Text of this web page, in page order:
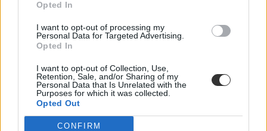
Opted In
I want to opt-out of processing my
Personal Data for Targeted Advertising.
Opted In
I want to opt-out of Collection, Use,
Retention, Sale, and/or Sharing of my
Personal Data that Is Unrelated with the
Purposes for which it was collected.
Opted Out
CONFIRM
Többet kell fizetni ősztől a menzákon, 20 százalékkal
kerülhet többe az iskolai ebéd
30 százalékos áremelést szeretnének a közétkeztetésben részt vevő
cégek ősztől - írja hétfői számában a Világgazdaság a Turisztikai és
Vendéglátó Munkaadók Országos Szövetségére hivatkozva. Ennél
végül valószínűleg kisebb lesz a drágulás, átlagosan 20 százalék